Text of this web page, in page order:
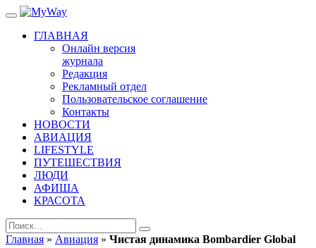
ГЛАВНАЯ
Онлайн версия
журнала
Редакция
Рекламный отдел
Пользовательское соглашение
Контакты
НОВОСТИ
АВИАЦИЯ
LIFESTYLE
ПУТЕШЕСТВИЯ
ЛЮДИ
АФИША
КРАСОТА
Главная » Авиация » Чистая динамика Bombardier Global